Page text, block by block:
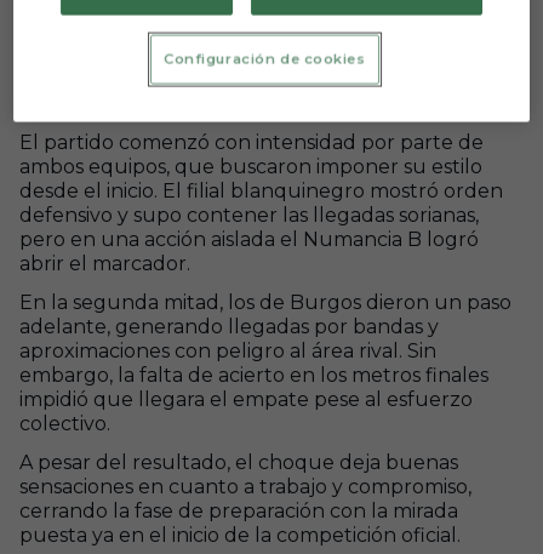
El Burgos CF Promesas disputó su último amistoso
de pretemporada frente al Numancia B, un
encuentro muy competido que terminó con
El partido comenzó con intensidad por parte de
ambos equipos, que buscaron imponer su estilo
desde el inicio. El filial blanquinegro mostró orden
defensivo y supo contener las llegadas sorianas,
pero en una acción aislada el Numancia B logró
abrir el marcador.
En la segunda mitad, los de Burgos dieron un paso
adelante, generando llegadas por bandas y
aproximaciones con peligro al área rival. Sin
embargo, la falta de acierto en los metros finales
impidió que llegara el empate pese al esfuerzo
colectivo.
A pesar del resultado, el choque deja buenas
sensaciones en cuanto a trabajo y compromiso,
cerrando la fase de preparación con la mirada
puesta ya en el inicio de la competición oficial.
Configuración de cookies